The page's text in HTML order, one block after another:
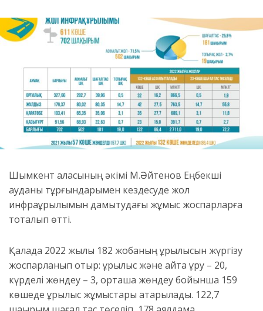
Шымкент қаласының әкімі М.Әйтенов Еңбекші
ауданы тұрғындарымен кездесуде жол
инфрақұрылымын дамытудағы жұмыс жоспарларға
тоқталып өтті.
Қалада 2022 жылы 182 жобаның құрылысын жүргізу
жоспарланып отыр: құрылыс және қайта құру – 20,
күрделі жөндеу – 3, орташа жөндеу бойынша 159
көшеде құрылыс жұмыстары атқарылады. 122,7